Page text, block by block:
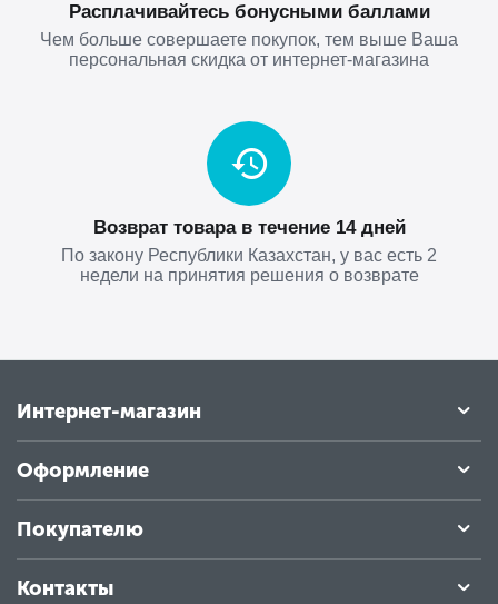
Расплачивайтесь бонусными баллами
Чем больше совершаете покупок, тем выше Ваша
персональная скидка от интернет-магазина
Возврат товара в течение 14 дней
По закону Республики Казахстан, у вас есть 2
недели на принятия решения о возврате
Интернет-магазин
Оформление
Покупателю
Контакты